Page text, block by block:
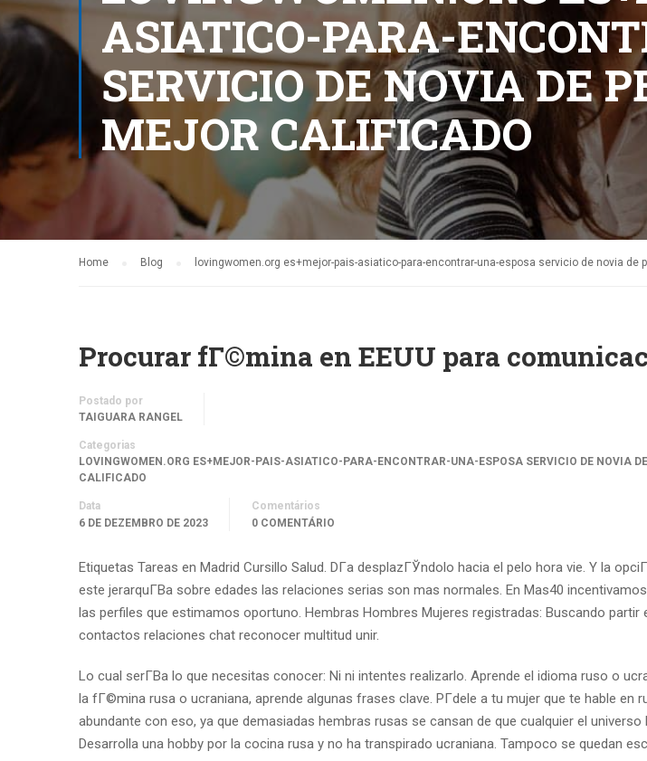
ASIATICO-PARA-
SERVICIO DE NOVIA DE
MEJOR CALIFICADO
Home Blog lovingwomen.org es+mejor-pais-asiatico-para-encontrar-una-esposa servicio de novia de
Procurar fГ©mina en EEUU para
Postado por
TAIGUARA RANGEL
Categorias
LOVINGWOMEN.ORG ES+MEJOR-PAIS-ASIATICO-PARA-ENCONTRAR-UNA-ESPOSA SERVICIO DE NOVIA
CALIFICADO
Data
6 DE DEZEMBRO DE 2023
Comentários
0 COMENTÁRIO
Etiquetas Tareas en Madrid Cursillo Salud. DГ­a desplazГЎndolo hacia el pelo hora vie. Y la
este jerarquГ­В­a sobre edades las relaciones serias son mas normales. En Mas40
las perfiles que estimamos oportuno. Hembras Hombres Mujeres registradas: Buscando partir
contactos relaciones chat reconocer multitud unir.
Lo cual serГ­В­a lo que necesitas conocer: Ni ni intentes realizarlo. Aprende el idioma ruso o
la fГ©mina rusa o ucraniana, aprende algunas frases clave. PГ­dele a tu mujer que te hable en
abundante con eso, ya que demasiadas hembras rusas se cansan de que cualquier el universo
Desarrolla una hobby por la cocina rusa y no ha transpirado ucraniana. Tampoco se quedan